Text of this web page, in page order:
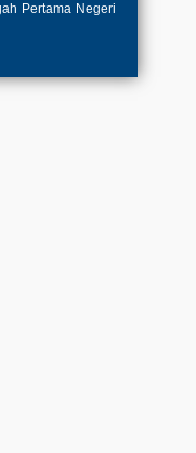
Pertama Negeri